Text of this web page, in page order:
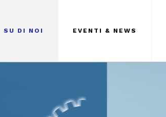
SU DI NOI EVENTI & NEWS